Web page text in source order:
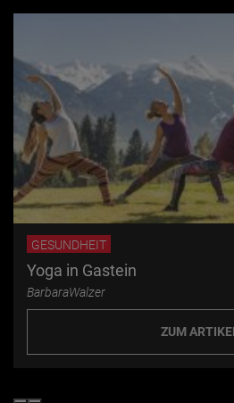
GESUNDHEIT
Yoga in Gastein
BarbaraWalzer
ZUM